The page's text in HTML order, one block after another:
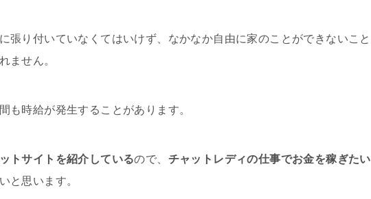
張り付いていなくてはいけず、なかなか自由に家のことができないこと
ません。
も時給が発生することがあります。
トサイトを紹介しているので、 チャットレディの仕事でお金を稼ぎたい
と思います。